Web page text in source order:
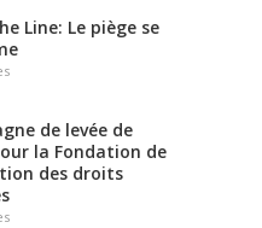
Line: Le piège se
de levée de
la Fondation de
des droits